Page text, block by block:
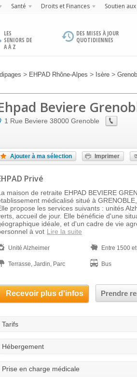
Santé Droits et Finances Soutien
LES
SENIORS DE
A À Z
DES MISES À JOUR
QUOTIDIENNES
> EHPAD Rhône-Alpes > Isère >
Beviere
1 Rue Beviere 38000 Grenoble
Ajouter à ma sélection Imprimer
Privé
maison de retraite EHPAD BEVIERE
médicalisé situé à
propose les services suivants : unités
accueil de jour. Elle bénéficie d'une
idéale, et d'un cadre de vie
à vot Lire la suite
Unité Alzheimer Entre 1500
Terrasse, Jardin, Parc Bus
Recevoir plus d'infos Prendre
Tarifs
Hébergement
Prise en charge médicale